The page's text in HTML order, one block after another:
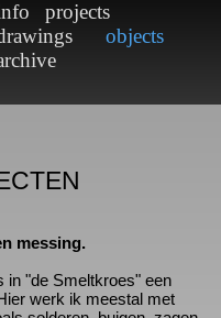
messing.
in "de Smeltkroes" een
Hier werk ik meestal met